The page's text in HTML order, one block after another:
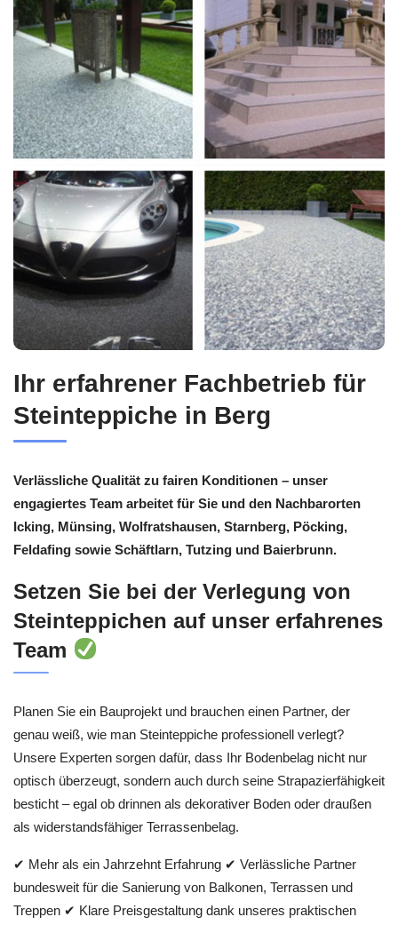
Ihr erfahrener Fachbetrieb für
Steinteppiche in Berg
Verlässliche Qualität zu fairen Konditionen – unser
engagiertes Team arbeitet für Sie und den Nachbarorten
Icking, Münsing, Wolfratshausen, Starnberg, Pöcking,
Feldafing sowie Schäftlarn, Tutzing und Baierbrunn.
Setzen Sie bei der Verlegung von
Steinteppichen auf unser erfahrenes
Team
Planen Sie ein Bauprojekt und brauchen einen Partner, der
genau weiß, wie man Steinteppiche professionell verlegt?
Unsere Experten sorgen dafür, dass Ihr Bodenbelag nicht nur
optisch überzeugt, sondern auch durch seine Strapazierfähigkeit
besticht – egal ob drinnen als dekorativer Boden oder draußen
als widerstandsfähiger Terrassenbelag.
✔ Mehr als ein Jahrzehnt Erfahrung ✔ Verlässliche Partner
bundesweit für die Sanierung von Balkonen, Terrassen und
Treppen ✔ Klare Preisgestaltung dank unseres praktischen